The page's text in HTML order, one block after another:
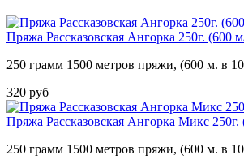
Пряжа Рассказовская Ангорка 250г. (600
250 грамм 1500 метров пряжи, (600 м. в
320 руб
Пряжа Рассказовская Ангорка Микс 250г.
250 грамм 1500 метров пряжи, (600 м. в